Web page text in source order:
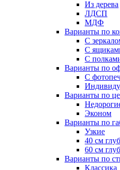
Из дерева
ЛДСП
МДФ
Варианты по
С
С
С
Варианты по
С
Варианты по
Эконом
Варианты по
Узкие
40 см
60 см
Варианты по
Классика